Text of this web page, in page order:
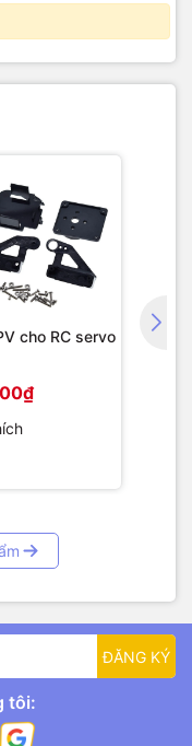
cho RC servo
ĐĂNG KÝ
tôi: